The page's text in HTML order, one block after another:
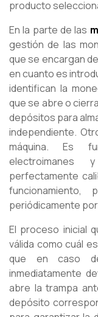
producto
En la parte de las
gestión de las
que se encargan
en cuanto es
identifican la
que se abre o
depósitos para
independiente.
máquina. Es
electroimanes
perfectamente
periódicamente
El proceso inicial
válida como cuál
que en caso
inmediatamente
abre la trampa
depósito